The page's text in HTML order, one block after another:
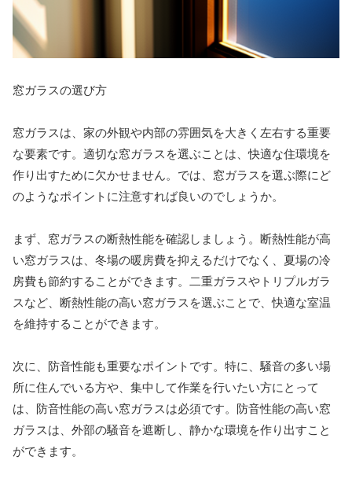
窓ガラスの選び方
窓ガラスは、家の外観や内部の雰囲気を大きく左右する重要
な要素です。適切な窓ガラスを選ぶことは、快適な住環境を
作り出すために欠かせません。では、窓ガラスを選ぶ際にど
のようなポイントに注意すれば良いのでしょうか。
まず、窓ガラスの断熱性能を確認しましょう。断熱性能が高
い窓ガラスは、冬場の暖房費を抑えるだけでなく、夏場の冷
房費も節約することができます。二重ガラスやトリプルガラ
スなど、断熱性能の高い窓ガラスを選ぶことで、快適な室温
を維持することができます。
次に、防音性能も重要なポイントです。特に、騒音の多い場
所に住んでいる方や、集中して作業を行いたい方にとって
は、防音性能の高い窓ガラスは必須です。防音性能の高い窓
ガラスは、外部の騒音を遮断し、静かな環境を作り出すこと
ができます。